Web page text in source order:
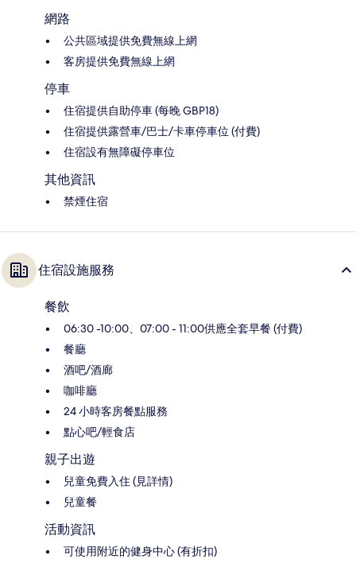
網路
公共區域提供免費無線上網
客房提供免費無線上網
停車
住宿提供自助停車 (每晚 GBP18)
住宿提供露營車/巴士/卡車停車位 (付費)
住宿設有無障礙停車位
其他資訊
禁煙住宿
住宿設施服務
餐飲
06:30 -10:00、07:00 - 11:00供應全套早餐 (付費)
餐廳
酒吧/酒廊
咖啡廳
24 小時客房餐點服務
點心吧/輕食店
親子出遊
兒童免費入住 (見詳情)
兒童餐
活動資訊
可使用附近的健身中心 (有折扣)